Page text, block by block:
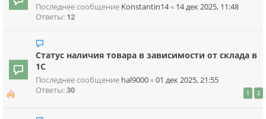
Последнее сообщение Konstantin14« 14 дек 2025, 11:48
Ответы: 12
Статус наличия товара в зависимости от склада в
1С
Последнее сообщение hal9000«01 дек 2025, 21:55
Ответы:30 1 2